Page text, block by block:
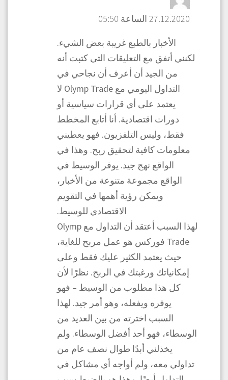
27.12.2020 الساعة 05:50
الأخبار بالطبع غريبة بعض الشيء.
لكنني أتفق مع التعليقات التي كتبت أنه
من الجيد أن أعرف أن نجاحي في
التداول اليومي مع Olymp Trade لا
يعتمد على أي قرارات سياسية أو
دورات اقتصادية. أنا أتابع المخطط
فقط، وليس التلفزيون. فهو يعطيني
معلومات كافية لتحقيق ربح. وهذا في
الواقع نهج جيد. يوفر الوسيط في
الواقع مجموعة متنوعة من الأخبار،
ويمكن رؤية أهمها في التقويم
الاقتصادي للوسيط.
لهذا السبب أعتقد أن التداول مع Olymp
Trade فوركس هو عمل مربح للغاية،
حيث يعتمد الكثير عليك فقط وعلى
إمكانياتك ورغبتك في الربح. نظرًا لأن
كل هذا مطلوب من الوسيط – فهو
يوفره ويفعله، وهو أمر جيد. لهذا
السبب اخترته من بين العديد من
الوسطاء، فهو أحد أفضل الوسطاء. ولم
يخذلني أبدًا طوال نصف عام من
تداولي معه، ولم أواجه أي مشاكل في